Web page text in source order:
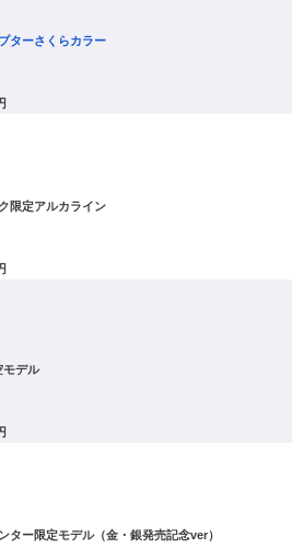
ターさくらカラー
限定アルカライン
モデル
ター限定モデル（金・銀発売記念ver）